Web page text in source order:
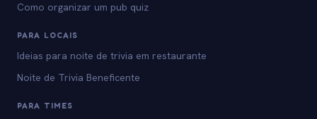
Como organizar um pub quiz
PARA LOCAIS
Ideias para noite de trivia em restaurante
Noite de Trivia Beneficente
PARA TIMES